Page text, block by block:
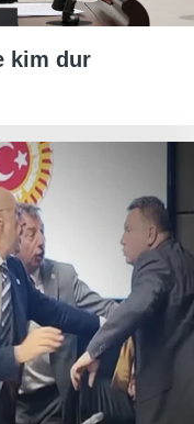
kim dur